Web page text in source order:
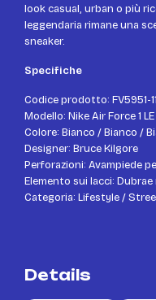
look casual, urban o più
leggendaria rimane una
sneaker.
Specifiche
Codice prodotto: FV5951-
Modello: Nike Air Force 1 LE
Colore: Bianco / Bianco /
Designer: Bruce Kilgore
Perforazioni: Avampiede
Elemento sui lacci: Dubrae
Categoria: Lifestyle /
Details